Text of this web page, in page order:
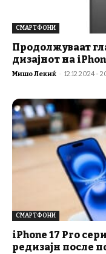
СМАРТФОНИ
Продолжуваат
дизајнот на
Мишо Лекиќ - 12.12.2024 -
СМАРТФОНИ
iPhone 17 Pro
редизајн после